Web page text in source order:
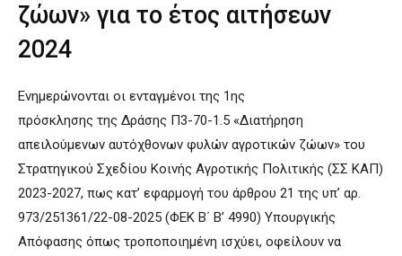
ζώων» για το έτος αιτήσεων
2024
Ενημερώνονται οι ενταγμένοι της 1ης
πρόσκλησης της Δράσης Π3-70-1.5 «Διατήρηση
απειλούμενων αυτόχθονων φυλών αγροτικών ζώων» του
Στρατηγικού Σχεδίου Κοινής Αγροτικής Πολιτικής (ΣΣ ΚΑΠ)
2023-2027, πως κατ’ εφαρμογή του άρθρου 21 της υπ’ αρ.
973/251361/22-08-2025 (ΦΕΚ Β΄ Β’ 4990) Υπουργικής
Απόφασης όπως τροποποιημένη ισχύει, οφείλουν να